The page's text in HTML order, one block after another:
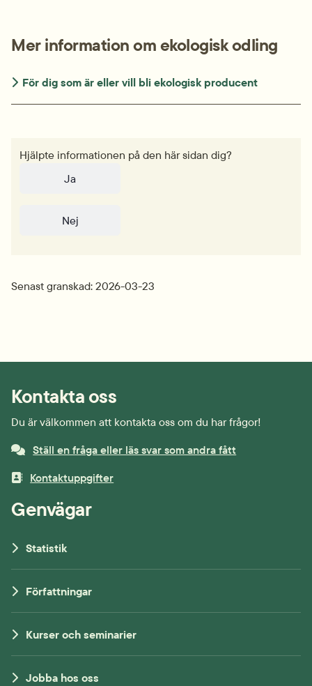
Mer information om ekologisk odling
För dig som är eller vill bli ekologisk producent
Hjälpte informationen på den här sidan dig?
Ja
Nej
Senast granskad: 2026-03-23
Kontakta oss
Du är välkommen att kontakta oss om du har frågor!
Ställ en fråga eller läs svar som andra fått
Kontaktuppgifter
Genvägar
Statistik
Författningar
Kurser och seminarier
Jobba hos oss